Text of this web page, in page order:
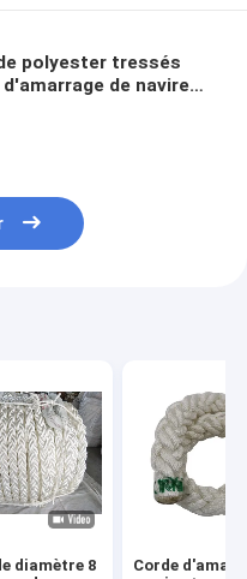
polyester tressés
de navire
diamètre 8
Corde